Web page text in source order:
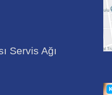
Servis Ağı